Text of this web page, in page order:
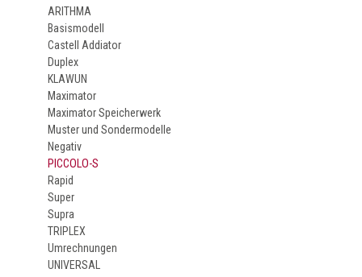
ARITHMA
Basismodell
Castell Addiator
Duplex
KLAWUN
Maximator
Maximator Speicherwerk
Muster und Sondermodelle
Negativ
PICCOLO-S
Rapid
Super
Supra
TRIPLEX
Umrechnungen
UNIVERSAL